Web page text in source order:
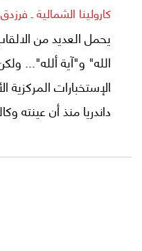
كارولينا الشمالية ـ
يحمل العديد من
الله" و"آية ألله"...
الإستخبارات
داندريا منذ أن عينته
عينه قاسم سليماني